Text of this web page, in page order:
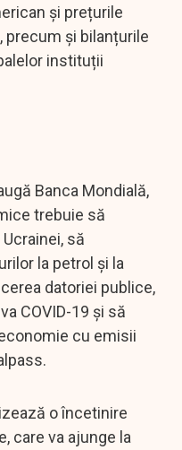
și prețurile
precum și bilanțurile
instituții
Banca Mondială,
trebuie să
să
la petrol și la
datoriei publice,
COVID-19 și să
cu emisii
o încetinire
care va ajunge la